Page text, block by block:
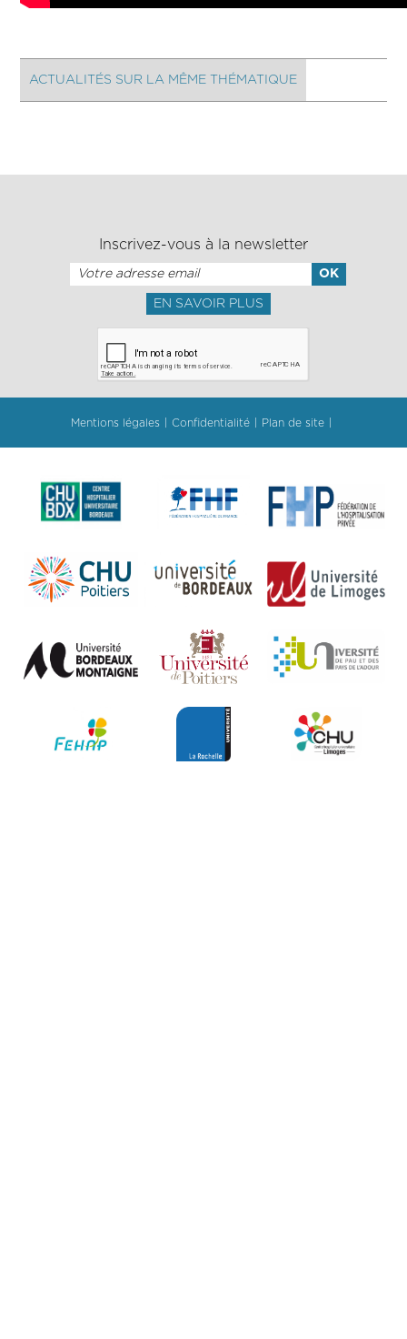
ACTUALITÉS SUR LA MÊME THÉMATIQUE
Inscrivez-vous à la newsletter
EN SAVOIR PLUS
Mentions légales Confidentialité Plan de site